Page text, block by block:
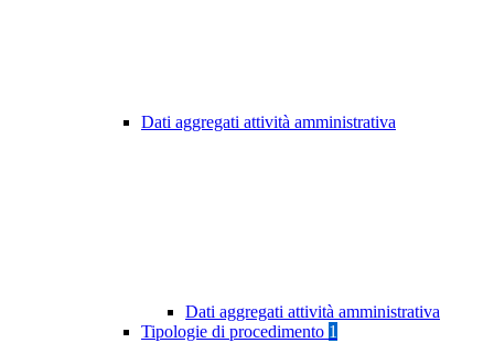
Dati aggregati attività amministrativa
Dati aggregati attività amministrativa
Tipologie di procedimento 1